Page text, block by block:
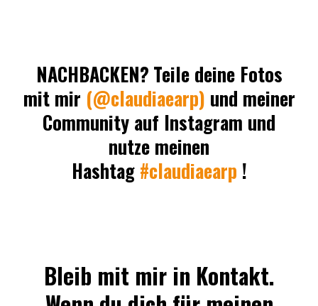
NACHBACKEN? Teile deine Fotos
mit mir (@claudiaearp) und meiner
Community auf Instagram und
nutze meinen
Hashtag #claudiaearp !
Bleib mit mir in Kontakt.